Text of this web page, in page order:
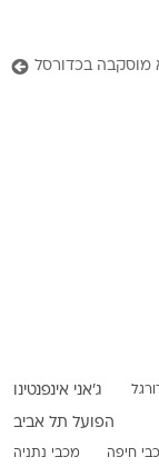
מוסקבה בכדורסל
ג'אני אינפנטינו
הפועל תל אביב
חיפה מכבי נתניה